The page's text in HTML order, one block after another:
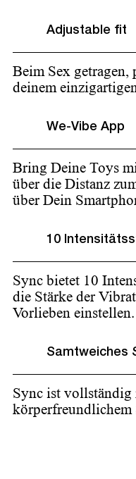
Adjustable fit
Beim Sex getragen,
deinem
We-Vibe App
Bring Deine Toys
über die Distanz
über Dein
10
Sync bietet 10
die Stärke der
Vorlieben einstellen.
Samtweiches
Sync ist